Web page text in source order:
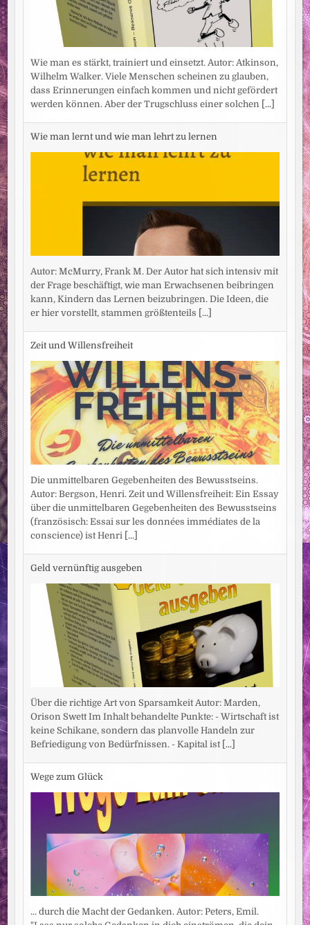
Wie man es stärkt, trainiert und einsetzt. Autor: Atkinson,
Wilhelm Walker. Viele Menschen scheinen zu glauben,
dass Erinnerungen einfach kommen und nicht gefördert
werden können. Aber der Trugschluss einer solchen [...]
Wie man lernt und wie man lehrt zu lernen
Autor: McMurry, Frank M. Der Autor hat sich intensiv mit
der Frage beschäftigt, wie man Erwachsenen beibringen
kann, Kindern das Lernen beizubringen. Die Ideen, die
er hier vorstellt, stammen größtenteils [...]
Zeit und Willensfreiheit
Die unmittelbaren Gegebenheiten des Bewusstseins.
Autor: Bergson, Henri. Zeit und Willensfreiheit: Ein Essay
über die unmittelbaren Gegebenheiten des Bewusstseins
(französisch: Essai sur les données immédiates de la
conscience) ist Henri [...]
Geld vernünftig ausgeben
Über die richtige Art von Sparsamkeit Autor: Marden,
Orison Swett Im Inhalt behandelte Punkte: - Wirtschaft ist
keine Schikane, sondern das planvolle Handeln zur
Befriedigung von Bedürfnissen. - Kapital ist [...]
Wege zum Glück
... durch die Macht der Gedanken. Autor: Peters, Emil.